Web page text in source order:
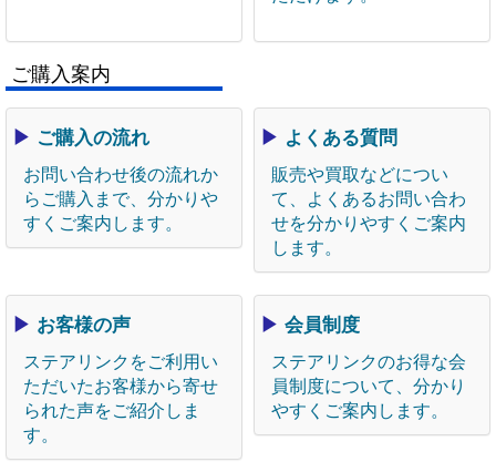
ご購入案内
▶ ご購入の流れ
お問い合わせ後の流れか
らご購入まで、分かりや
すくご案内します。
▶ よくある質問
販売や買取などについ
て、よくあるお問い合わ
せを分かりやすくご案内
します。
▶ お客様の声
ステアリンクをご利用い
ただいたお客様から寄せ
られた声をご紹介しま
す。
▶ 会員制度
ステアリンクのお得な会
員制度について、分かり
やすくご案内します。